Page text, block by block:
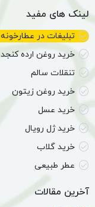
لینک های مفید
تبلیغات در عطارخونه
خرید روغن ارده کنجد
تنقلات سالم
خرید روغن زیتون
خرید عسل
خرید ژل رویال
خرید گلاب
عطر طبیعی
آخرین مقالات